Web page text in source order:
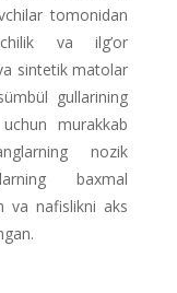
tomonidan
va ilg’or
sintetik matolar
gullarining
murakkab
nozik
baxmal
va nafislikni aks